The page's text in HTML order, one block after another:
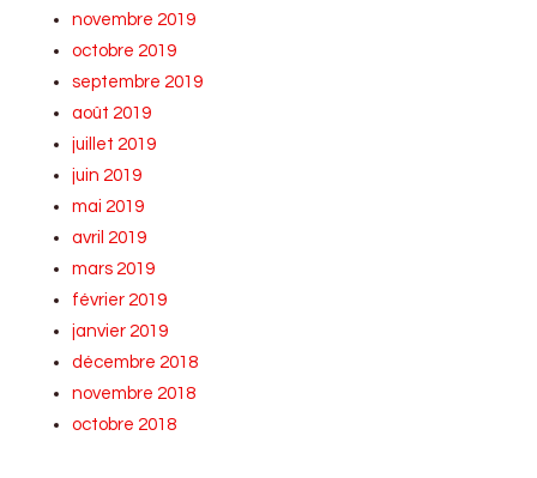
novembre 2019
octobre 2019
septembre 2019
août 2019
juillet 2019
juin 2019
mai 2019
avril 2019
mars 2019
février 2019
janvier 2019
décembre 2018
novembre 2018
octobre 2018